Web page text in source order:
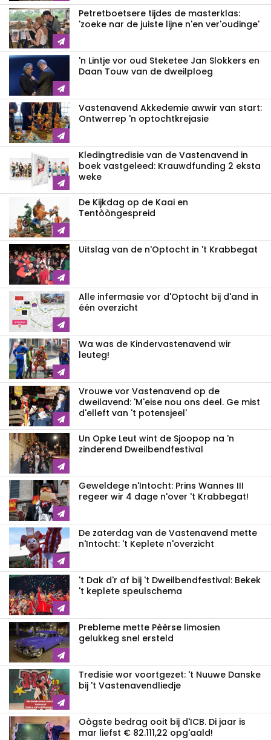
Petretboetsere tijdes de masterklas:
'zoeke nar de juiste lijne n'en ver'oudinge'
'n Lintje vor oud Steketee Jan Slokkers en
Daan Touw van de dweilploeg
Vastenavend Akkedemie awwir van start:
Ontwerrep 'n optochtkrejasie
Kledingtredisie van de Vastenavend in
boek vastgeleed: Krauwdfunding 2 eksta
weke
De Kijkdag op de Kaai en
Tentòòngespreid
Uitslag van de n'Optocht in 't Krabbegat
Alle infermasie vor d'Optocht bij d'and in
één overzicht
Wa was de Kindervastenavend wir
leuteg!
Vrouwe vor Vastenavend op de
dweilavend: 'M'eise nou ons deel. Ge mist
d'elleft van 't potensjeel'
Un Opke Leut wint de Sjoopop na 'n
zinderend Dweilbendfestival
Geweldege n'Intocht: Prins Wannes III
regeer wir 4 dage n'over 't Krabbegat!
De zaterdag van de Vastenavend mette
n'Intocht: 't Keplete n'overzicht
't Dak d'r af bij 't Dweilbendfestival: Bekek
't keplete speulschema
Prebleme mette Pèèrse limosien
gelukkeg snel ersteld
Tredisie wor voortgezet: 't Nuuwe Danske
bij 't Vastenavendliedje
Oògste bedrag ooit bij d'ICB. Di jaar is
mar liefst € 82.111,22 opg'aald!